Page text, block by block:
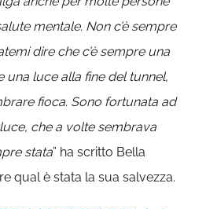
mentale. Non c’è sempre
dire che c’è sempre una
una luce alla fine del tunnel,
fioca. Sono fortunata ad
che a volte sembrava
stata” ha scritto Bella
qual è stata la sua salvezza.